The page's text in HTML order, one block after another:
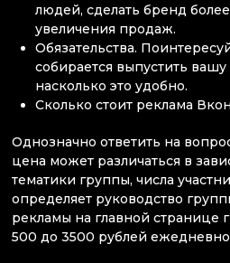
людей, сделать бренд
увеличения продаж.
Обязательства.
собирается выпустить
насколько это удобно.
Сколько стоит реклама
Однозначно ответить на
цена может различаться в
тематики группы, числа
определяет руководство
рекламы на главной странице
500 до 3500 рублей